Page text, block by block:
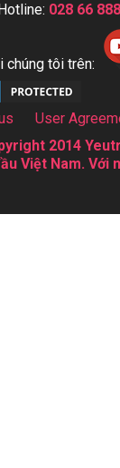
028 66
chúng tôi trên:
User
2014
Việt Nam. Với